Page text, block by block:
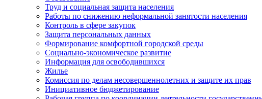
Труд и социальная защита населения
Работы по снижению неформальной занятости населения
Контроль в сфере закупок
Защита персональных данных
Формирование комфортной городской среды
Социально-экономическое развитие
Информация для освободившихся
Жилье
Комиссия по делам несовершеннолетних и защите их прав
Инициативное бюджетирование